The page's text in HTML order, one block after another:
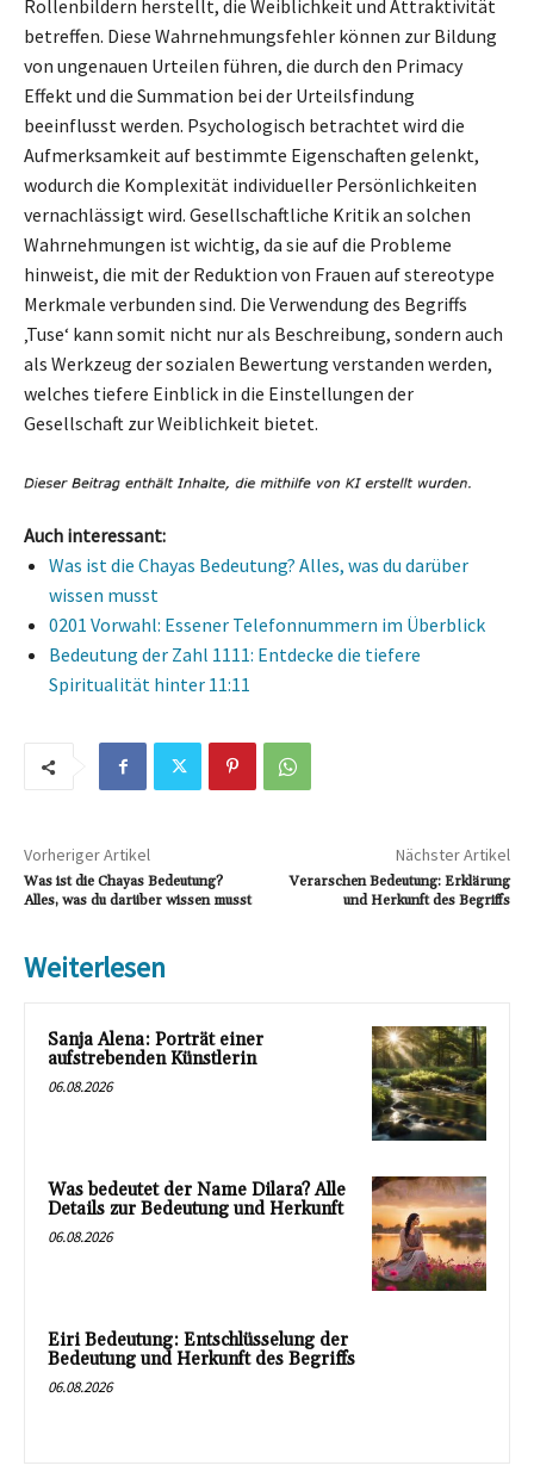
Rollenbildern herstellt, die Weiblichkeit und Attraktivität
betreffen. Diese Wahrnehmungsfehler können zur Bildung
von ungenauen Urteilen führen, die durch den Primacy
Effekt und die Summation bei der Urteilsfindung
beeinflusst werden. Psychologisch betrachtet wird die
Aufmerksamkeit auf bestimmte Eigenschaften gelenkt,
wodurch die Komplexität individueller Persönlichkeiten
vernachlässigt wird. Gesellschaftliche Kritik an solchen
Wahrnehmungen ist wichtig, da sie auf die Probleme
hinweist, die mit der Reduktion von Frauen auf stereotype
Merkmale verbunden sind. Die Verwendung des Begriffs
‚Tuse‘ kann somit nicht nur als Beschreibung, sondern auch
als Werkzeug der sozialen Bewertung verstanden werden,
welches tiefere Einblick in die Einstellungen der
Gesellschaft zur Weiblichkeit bietet.
Auch interessant:
Was ist die Chayas Bedeutung? Alles, was du darüber
wissen musst
0201 Vorwahl: Essener Telefonnummern im Überblick
Bedeutung der Zahl 1111: Entdecke die tiefere
Spiritualität hinter 11:11
Vorheriger Artikel
Was ist die Chayas Bedeutung?
Alles, was du darüber wissen musst
Nächster Artikel
Verarschen Bedeutung: Erklärung
und Herkunft des Begriffs
Weiterlesen
Sanja Alena: Porträt einer
aufstrebenden Künstlerin
06.08.2026
Was bedeutet der Name Dilara? Alle
Details zur Bedeutung und Herkunft
06.08.2026
Eiri Bedeutung: Entschlüsselung der
Bedeutung und Herkunft des Begriffs
06.08.2026